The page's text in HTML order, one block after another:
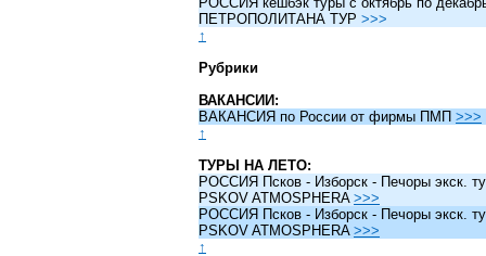
ПЕТРОПОЛИТАНА ТУР >>>
↑
Рубрики
ВАКАНСИИ:
ВАКАНСИЯ по России от фирмы ПМП >>>
↑
ТУРЫ НА ЛЕТО:
РОССИЯ Псков - Изборск - Печоры экск.
PSKOV ATMOSPHERA >>>
РОССИЯ Псков - Изборск - Печоры экск.
PSKOV ATMOSPHERA >>>
↑